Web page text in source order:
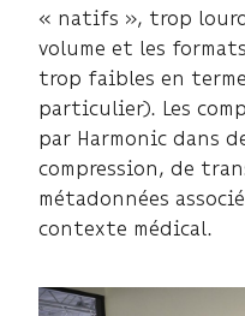
« natifs », trop
volume et les
trop faibles en
particulier). Les
par Harmonic dans
compression, de
métadonnées
contexte médical.